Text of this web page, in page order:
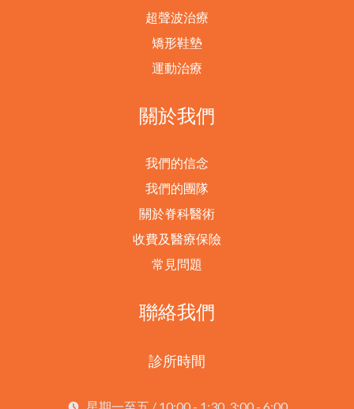
超聲波治療
矯形鞋墊
運動治療
關於我們
我們的信念
我們的團隊
關於脊科醫術
收費及醫療保險
常見問題
聯絡我們
診所時間
星期一至五 / 10:00 - 1:30, 3:00 - 6:00